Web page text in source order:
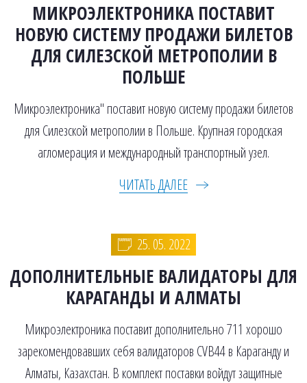
МИКРОЭЛЕКТРОНИКА ПОСТАВИТ
НОВУЮ СИСТЕМУ ПРОДАЖИ БИЛЕТОВ
ДЛЯ СИЛЕЗСКОЙ МЕТРОПОЛИИ В
ПОЛЬШЕ
Микроэлектроника" поставит новую систему продажи билетов
для Силезской метрополии в Польше. Крупная городская
агломерация и международный транспортный узел.
ЧИТАТЬ ДАЛЕЕ
25. 05. 2022
ДОПОЛНИТЕЛЬНЫЕ ВАЛИДАТОРЫ ДЛЯ
КАРАГАНДЫ И АЛМАТЫ
Микроэлектроника поставит дополнительно 711 хорошо
зарекомендовавших себя валидаторов CVB44 в Караганду и
Алматы, Казахстан. В комплект поставки войдут защитные